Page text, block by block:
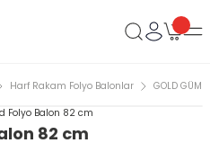
Harf Rakam Folyo Balonlar GOLD
82 cm